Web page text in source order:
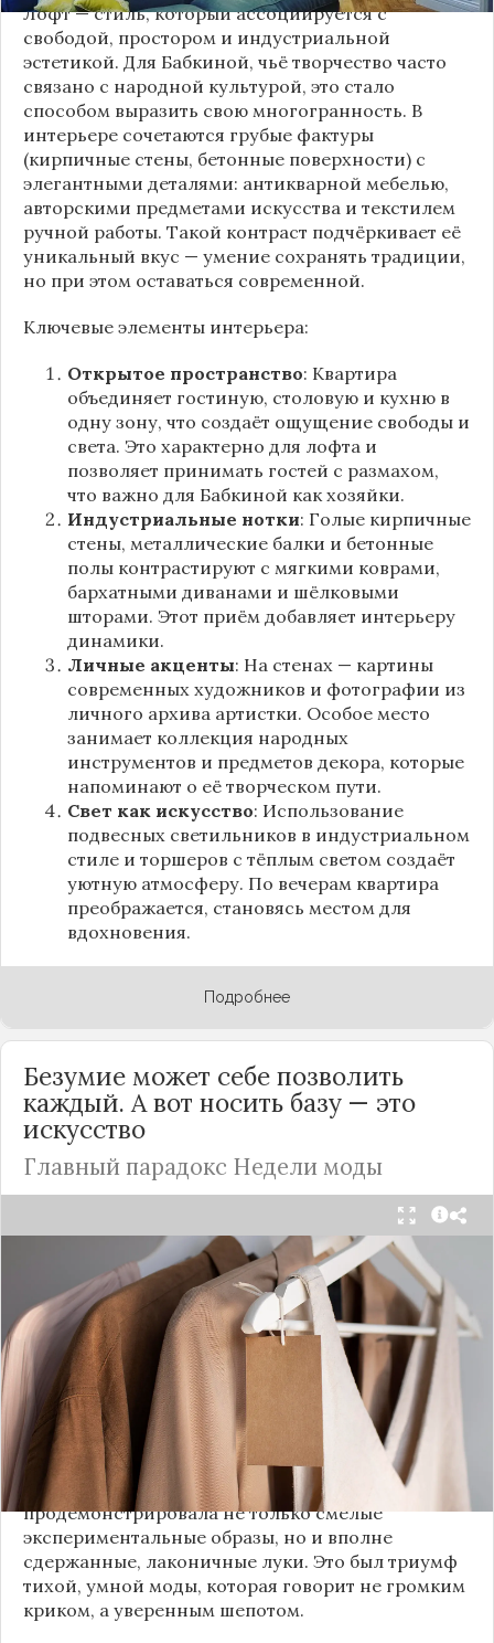
Лофт — стиль, который ассоциируется с
свободой, простором и индустриальной
эстетикой. Для Бабкиной, чьё творчество часто
связано с народной культурой, это стало
способом выразить свою многогранность. В
интерьере сочетаются грубые фактуры
(кирпичные стены, бетонные поверхности) с
элегантными деталями: антикварной мебелью,
авторскими предметами искусства и текстилем
ручной работы. Такой контраст подчёркивает её
уникальный вкус — умение сохранять традиции,
но при этом оставаться современной.
Ключевые элементы интерьера:
Открытое пространство: Квартира
объединяет гостиную, столовую и кухню в
одну зону, что создаёт ощущение свободы и
света. Это характерно для лофта и
позволяет принимать гостей с размахом,
что важно для Бабкиной как хозяйки.
Индустриальные нотки: Голые кирпичные
стены, металлические балки и бетонные
полы контрастируют с мягкими коврами,
бархатными диванами и шёлковыми
шторами. Этот приём добавляет интерьеру
динамики.
Личные акценты: На стенах — картины
современных художников и фотографии из
личного архива артистки. Особое место
занимает коллекция народных
инструментов и предметов декора, которые
напоминают о её творческом пути.
Свет как искусство: Использование
подвесных светильников в индустриальном
стиле и торшеров с тёплым светом создаёт
уютную атмосферу. По вечерам квартира
преображается, становясь местом для
вдохновения.
Подробнее
Безумие может себе позволить
каждый. А вот носить базу — это
искусство
Главный парадокс Недели моды
Принято считать, что Неделя моды в Париже —
это исключительно про безумные тренды, на
которые обычный человек посмотрит с
недоумением. Но самый интересный тренд этого
сезона был обращен к реальной жизни. Показы
доказали: истинная роскошь и мастерство стиля
заключаются не в эпатаже, а в виртуозном
владении базовыми вещами.
Как тонко подметила автор канала «Деловая
косметичка», завершившаяся неделя моды
продемонстрировала не только смелые
экспериментальные образы, но и вполне
сдержанные, лаконичные луки. Это был триумф
тихой, умной моды, которая говорит не громким
криком, а уверенным шепотом.